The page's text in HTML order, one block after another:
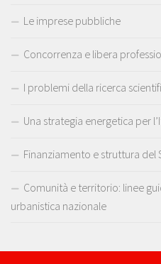
Le imprese pubbliche
Concorrenza e libera
I problemi della ricerca
Una strategia energetica per
Finanziamento e struttura del
Comunità e territorio: linee
urbanistica nazionale